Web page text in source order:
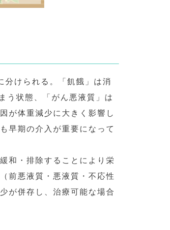
分けられる。「飢餓」は消
う状態、「がん悪液質」は
が体重減少に大きく影響し
早期の介入が重要になって
和・排除することにより栄
前悪液質・悪液質・不応性
が併存し、治療可能な場合